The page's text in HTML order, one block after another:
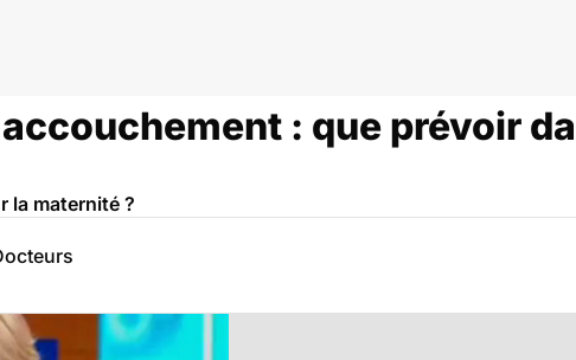
: que prévoir
la maternité ?